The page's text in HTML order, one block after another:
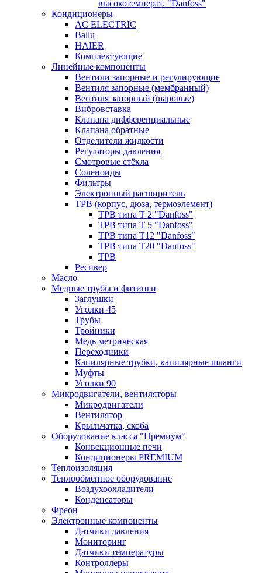
высокотемперат. "Danfoss"
Кондиционеры
AC ELECTRIC
Ballu
HAIER
Комплектующие
Линейные компоненты
Вентили запорные и регулирующие
Вентиля запорные (мембранный)
Вентиля запорный (шаровые)
Вибровставка
Клапана дифференциальные
Клапана обратные
Отделители жидкости
Регуляторы давления
Смотровые стёкла
Соленоиды
Фильтры
Электронный расширитель
ТРВ (корпус, дюза, термоэлемент)
ТРВ типа Т 2 "Danfoss"
ТРВ типа Т 5 "Danfoss"
ТРВ типа Т12 "Danfoss"
ТРВ типа Т20 "Danfoss"
ТРВ
Ресивер
Масло
Медные трубы и фитинги
Заглушки
Уголки 45
Трубы
Тройники
Медь метрическая
Переходники
Капилярные трубки, капилярные шланги
Муфты
Уголки 90
Микродвигатели, вентиляторы
Микродвигатели
Вентилятор
Крыльчатка, скоба
Оборудование класса "Премиум"
Конвекционные печи
Кондиционеры PREMIUM
Теплоизоляция
Теплообменное оборудование
Воздухоохладители
Конденсаторы
Фреон
Электронные компоненты
Датчики давления
Мониторинг
Датчики температуры
Контроллеры